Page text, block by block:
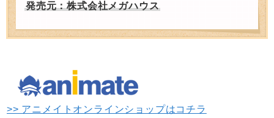
発売元：株式会社メガハウス
>> アニメイトオンラインショップはコチラ